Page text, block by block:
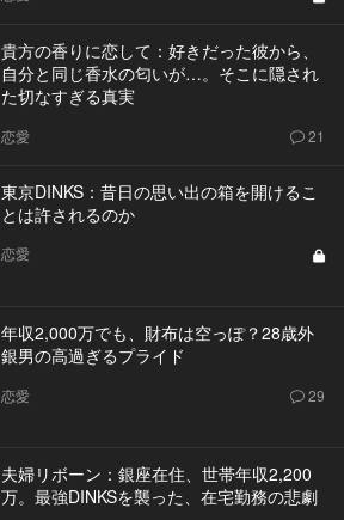
貴方の香りに恋して：好きだった彼から、
自分と同じ香水の匂いが…。そこに隠され
た切なすぎる真実
恋愛 21
東京DINKS：昔日の思い出の箱を開けるこ
とは許されるのか
恋愛
年収2,000万でも、財布は空っぽ？28歳外
銀男の高過ぎるプライド
恋愛 29
夫婦リボーン：銀座在住、世帯年収2,200
万。最強DINKSを襲った、在宅勤務の悲劇